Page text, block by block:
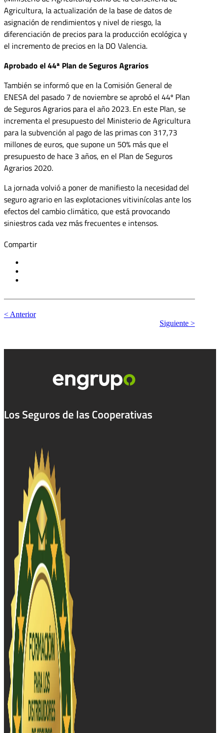
Agricultura, la actualización de la base de datos de
asignación de rendimientos y nivel de riesgo, la
diferenciación de precios para la producción ecológica y
el incremento de precios en la DO Valencia.
Aprobado el 44ª Plan de Seguros Agrarios
También se informó que en la Comisión General de
ENESA del pasado 7 de noviembre se aprobó el 44º Plan
de Seguros Agrarios para el año 2023. En este Plan, se
incrementa el presupuesto del Ministerio de Agricultura
para la subvención al pago de las primas con 317,73
millones de euros, que supone un 50% más que el
presupuesto de hace 3 años, en el Plan de Seguros
Agrarios 2020.
La jornada volvió a poner de manifiesto la necesidad del
seguro agrario en las explotaciones vitivinícolas ante los
efectos del cambio climático, que está provocando
siniestros cada vez más frecuentes e intensos.
Compartir
< Anterior
Siguiente >
Los Seguros de las Cooperativas